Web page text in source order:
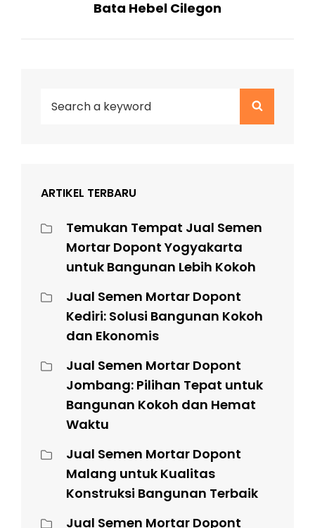
Bata Hebel Cilegon
Search
ARTIKEL TERBARU
Temukan Tempat Jual Semen
Mortar Dopont Yogyakarta
untuk Bangunan Lebih Kokoh
Jual Semen Mortar Dopont
Kediri: Solusi Bangunan Kokoh
dan Ekonomis
Jual Semen Mortar Dopont
Jombang: Pilihan Tepat untuk
Bangunan Kokoh dan Hemat
Waktu
Jual Semen Mortar Dopont
Malang untuk Kualitas
Konstruksi Bangunan Terbaik
Jual Semen Mortar Dopont